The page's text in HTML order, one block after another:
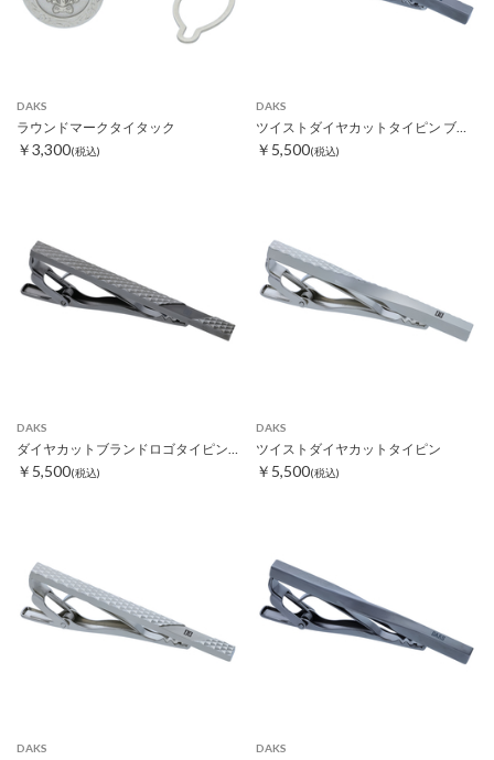
DAKS
ラウンドマークタイタック
￥3,300(税込)
DAKS
ツイストダイヤカットタイピン ブラック
￥5,500(税込)
DAKS
￥5,500(税込)
DAKS
ツイストダイヤカットタイピン
￥5,500(税込)
DAKS DAKS